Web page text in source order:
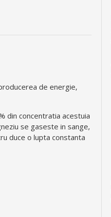
de energie,
din concentratia acestuia
se gaseste in sange,
duce o lupta constanta